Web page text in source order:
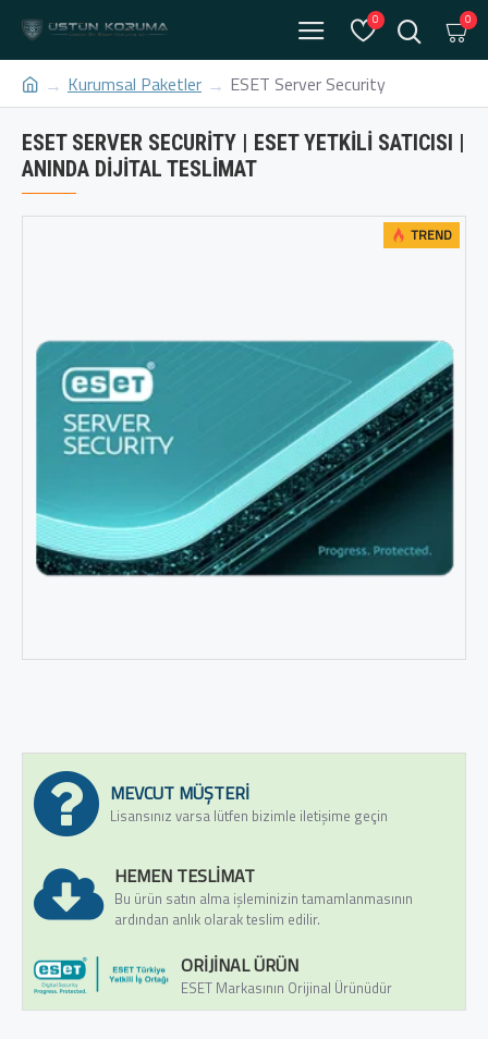
0 0
Kurumsal Paketler ESET Server Security
ESET SERVER SECURITY | ESET YETKILI SATICISI |
ANINDA DIJITAL TESLIMAT
TREND
MEVCUT MÜŞTERI
Lisansınız varsa lütfen bizimle iletişime geçin
HEMEN TESLIMAT
Bu ürün satın alma işleminizin tamamlanmasının
ardından anlık olarak teslim edilir.
ORIJINAL ÜRÜN
ESET Markasının Orijinal Ürünüdür